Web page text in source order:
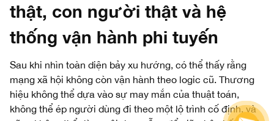
thật, con người thật và hệ
thống vận hành phi tuyến
Sau khi nhìn toàn diện bảy xu hướng, có thể thấy rằng
mạng xã hội không còn vận hành theo logic cũ. Thương
hiệu không thể dựa vào sự may mắn của thuật toán,
không thể ép người dùng đi theo một lộ trình cố định, và